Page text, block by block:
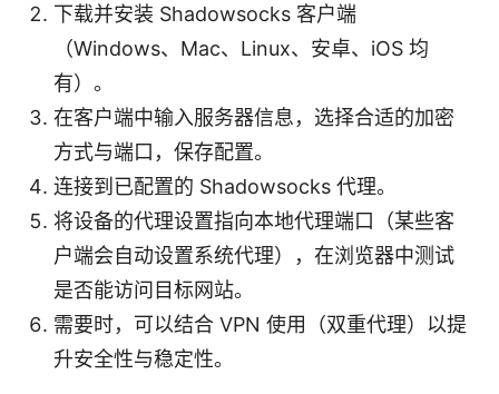
下载并安装 Shadowsocks 客户端
（Windows、Mac、Linux、安卓、iOS 均
有）。
在客户端中输入服务器信息，选择合适的加密
方式与端口，保存配置。
连接到已配置的 Shadowsocks 代理。
将设备的代理设置指向本地代理端口（某些客
户端会自动设置系统代理），在浏览器中测试
是否能访问目标网站。
需要时，可以结合 VPN 使用（双重代理）以提
升安全性与稳定性。